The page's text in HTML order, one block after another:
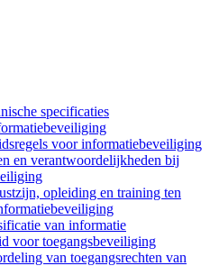
specificaties
voor informatiebeveiliging
en verantwoordelijkheden bij
opleiding en training ten
van informatie
voor toegangsbeveiliging
van toegangsrechten van